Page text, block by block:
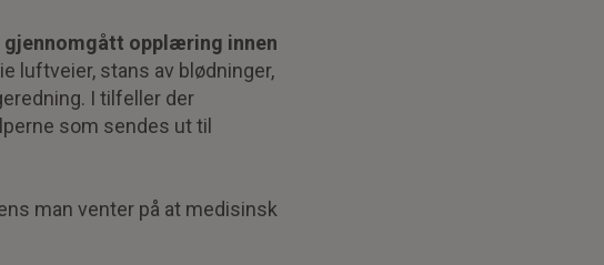
opplæring innen
luftveier, stans av blødninger,
I tilfeller der
som sendes ut til
man venter på at medisinsk